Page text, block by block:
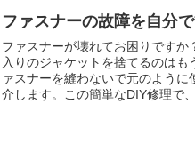
ファスナーの故障を自分
ファスナーが壊れてお困りです
入りのジャケットを捨てるのは
ァスナーを縫わないで元のよう
介します。この簡単なDIY修理で